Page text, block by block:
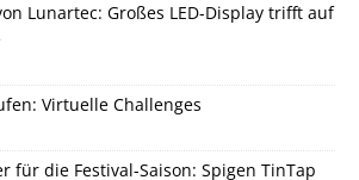
Lunartec: Großes LED-Display trifft auf
Virtuelle Challenges
für die Festival-Saison: Spigen TinTap